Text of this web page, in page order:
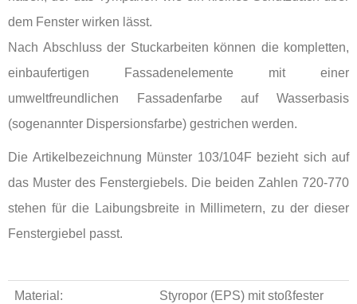
dem Fenster wirken lässt.
Nach Abschluss der Stuckarbeiten können die kompletten,
einbaufertigen Fassadenelemente mit einer
umweltfreundlichen Fassadenfarbe auf Wasserbasis
(sogenannter Dispersionsfarbe) gestrichen werden.
Die Artikelbezeichnung Münster 103/104F bezieht sich auf
das Muster des Fenstergiebels. Die beiden Zahlen 720-770
stehen für die Laibungsbreite in Millimetern, zu der dieser
Fenstergiebel passt.
Material:
Styropor (EPS) mit stoßfester